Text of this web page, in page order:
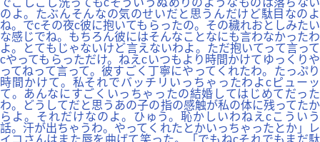
でごしごし洗ってもcそういうぬめりのようなものは落ちない
のよ。たぶんそんなの気のせいだと思うんだけど駄目なのよ
ね。でcその夜c彼に抱いてもらったの。その穢れおとしみたい
な感じでね。もちろん彼にはそんなことなにも言わなかったわ
よ。とてもじゃないけど言えないわよ。ただ抱いてって言って
cやってもらっただけ。ねえcいつもより時間かけてゆっくりや
ってねって言って。彼すごく丁寧にやってくれたわ。たっぷり
時間かけて。私それでバッチリいっちゃったわよcピューッ
て。あんなにすごくいっちゃったの結婚してはじめてだった
わ。どうしてだと思うあの子の指の感触が私の体に残ってたか
らよ。それだけなのよ。ひゅう。恥かしいわねえcこういう
話。汗が出ちゃうわ。やってくれたとかいっちゃったとか」レ
イコさんはまた唇を曲げて笑った。「でもねcそれでもまだ駄